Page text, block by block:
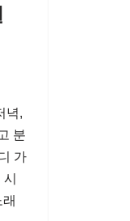
녁,
분
가